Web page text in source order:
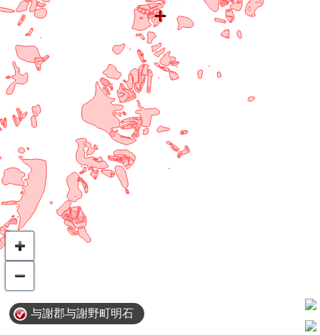
与謝郡与謝野町明石